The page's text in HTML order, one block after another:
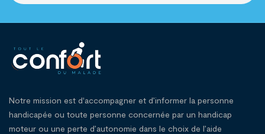
Notre mission est d'accompagner et d’informer la personne
handicapée ou toute personne concernée par un handicap
moteur ou une perte d’autonomie dans le choix de l’aide